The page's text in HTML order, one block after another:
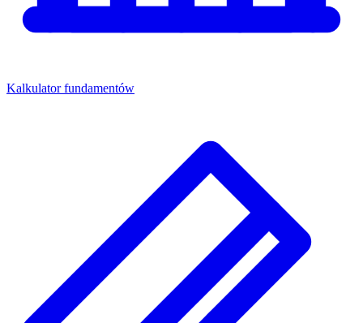
Kalkulator fundamentów